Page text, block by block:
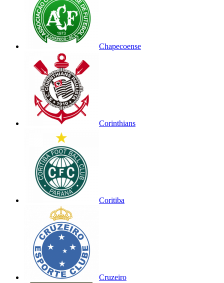
Chapecoense
Corinthians
Coritiba
Cruzeiro